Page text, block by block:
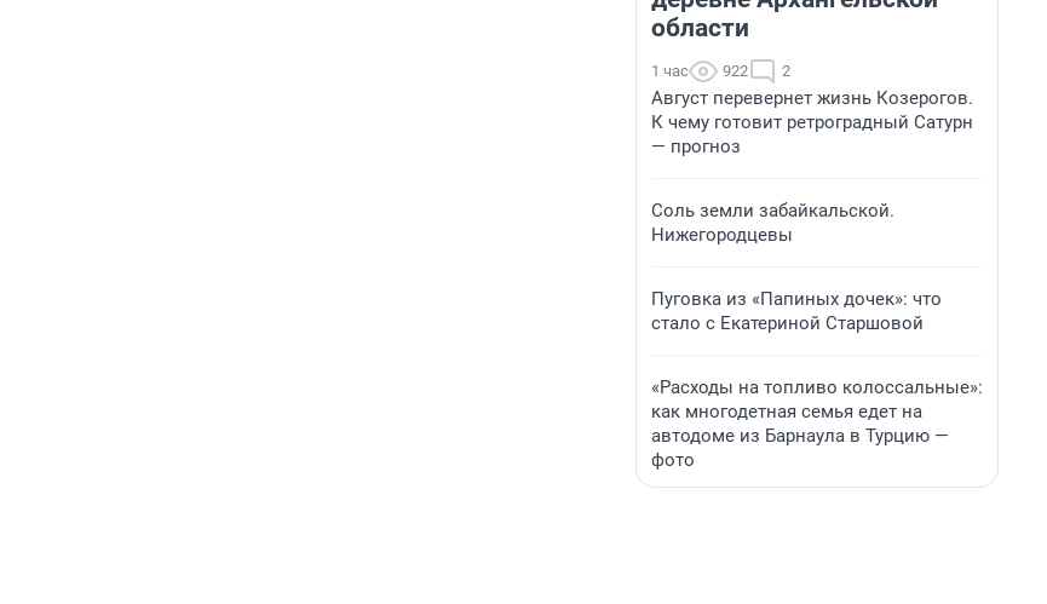
области
1 час 922 2
Август перевернет жизнь Козерогов.
К чему готовит ретроградный Сатурн
— прогноз
Соль земли забайкальской.
Нижегородцевы
Пуговка из «Папиных дочек»: что
стало с Екатериной Старшовой
«Расходы на топливо колоссальные»:
как многодетная семья едет на
автодоме из Барнаула в Турцию —
фото